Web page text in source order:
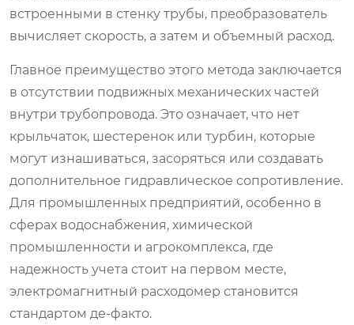
встроенными в стенку трубы, преобразователь
вычисляет скорость, а затем и объемный расход.
Главное преимущество этого метода заключается
в отсутствии подвижных механических частей
внутри трубопровода. Это означает, что нет
крыльчаток, шестеренок или турбин, которые
могут изнашиваться, засоряться или создавать
дополнительное гидравлическое сопротивление.
Для промышленных предприятий, особенно в
сферах водоснабжения, химической
промышленности и агрокомплекса, где
надежность учета стоит на первом месте,
электромагнитный расходомер становится
стандартом де-факто.